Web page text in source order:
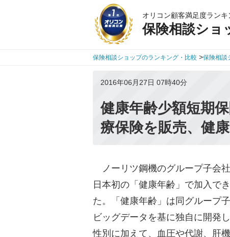
オリコン顧客満足度ランキ
保険相談ショ
保険相談ショップのランキング・比較 >保険相談
2016年06月27日 07時40分
健康年齢少額短期
療保険を販売、健
ノーリツ鋼機のグループ子会
日本初の「健康年齢」で加入で
た。「健康年齢」は同グループ
ビッグデータを基に独自に開発
性別に加えて、血圧や代謝、肝